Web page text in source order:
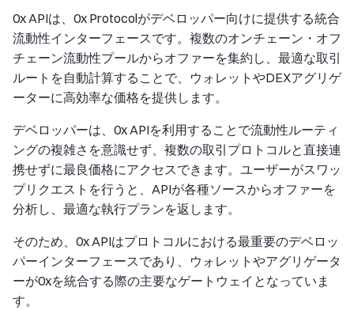
0x APIは、0x Protocolがデベロッパー向けに提供する統合
流動性インターフェースです。複数のオンチェーン・オフ
チェーン流動性プールからオファーを集約し、最適な取引
ルートを自動計算することで、ウォレットやDEXアグリゲ
ーターに高効率な価格を提供します。
デベロッパーは、0x APIを利用することで流動性ルーティ
ングの複雑さを意識せず、複数の取引プロトコルと直接連
携せずに最良価格にアクセスできます。ユーザーがスワッ
プリクエストを行うと、APIが各種ソースからオファーを
分析し、最適な執行プランを返します。
そのため、0x APIはプロトコルにおける最重要のデベロッ
パーインターフェースであり、ウォレットやアグリゲータ
ーが0xを統合する際の主要なゲートウェイとなっていま
す。